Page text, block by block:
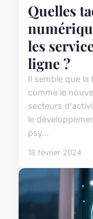
Quelles
les
ligne ?
Il semble que
comme le
secteurs
le
psy...
18 février 2024